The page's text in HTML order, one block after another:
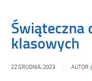
Świąteczna
klasowych
22 GRUDNIA, 2023 AUTOR: